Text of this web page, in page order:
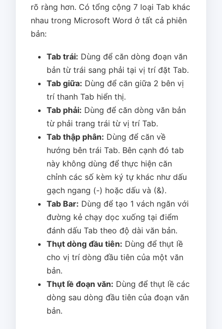
rõ ràng hơn. Có tổng cộng 7 loại Tab khác
nhau trong Microsoft Word ở tất cả phiên
bản:
Tab trái: Dùng để căn dòng đoạn văn
bản từ trái sang phải tại vị trí đặt Tab.
Tab giữa: Dùng để căn giữa 2 bên vị
trí thanh Tab hiển thị.
Tab phải: Dùng để căn dòng văn bản
từ phải trang trái từ vị trí Tab.
Tab thập phân: Dùng để căn về
hướng bên trái Tab. Bên cạnh đó tab
này không dùng để thực hiện căn
chỉnh các số kèm ký tự khác như dấu
gạch ngang (-) hoặc dấu và (&).
Tab Bar: Dùng để tạo 1 vách ngăn với
đường kẻ chạy dọc xuống tại điểm
đánh dấu Tab theo độ dài văn bản.
Thụt dòng đầu tiên: Dùng để thụt lề
cho vị trí dòng đầu tiên của một văn
bản.
Thụt lề đoạn văn: Dùng để thụt lề các
dòng sau dòng đầu tiên của đoạn văn
bản.